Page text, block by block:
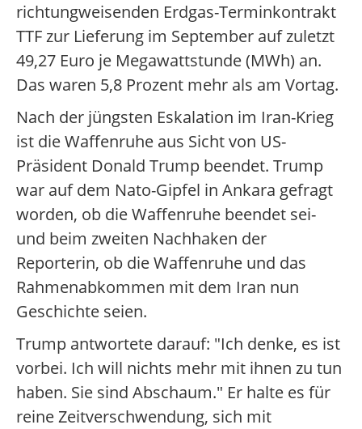
richtungweisenden Erdgas-Terminkontrakt
TTF zur Lieferung im September auf zuletzt
49,27 Euro je Megawattstunde (MWh) an.
Das waren 5,8 Prozent mehr als am Vortag.
Nach der jüngsten Eskalation im Iran-Krieg
ist die Waffenruhe aus Sicht von US-
Präsident Donald Trump beendet. Trump
war auf dem Nato-Gipfel in Ankara gefragt
worden, ob die Waffenruhe beendet sei-
und beim zweiten Nachhaken der
Reporterin, ob die Waffenruhe und das
Rahmenabkommen mit dem Iran nun
Geschichte seien.
Trump antwortete darauf: "Ich denke, es ist
vorbei. Ich will nichts mehr mit ihnen zu tun
haben. Sie sind Abschaum." Er halte es für
reine Zeitverschwendung, sich mit